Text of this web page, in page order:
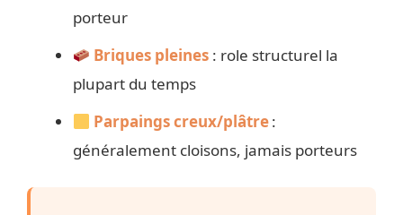
porteur
Briques pleines : role structurel la
plupart du temps
Parpaings creux/plâtre:
généralement cloisons, jamais porteurs